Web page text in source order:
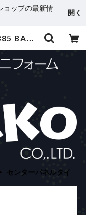
ョップの最新情
開く
センターパネルタイ | 385 BASE店
センターパネルタイ